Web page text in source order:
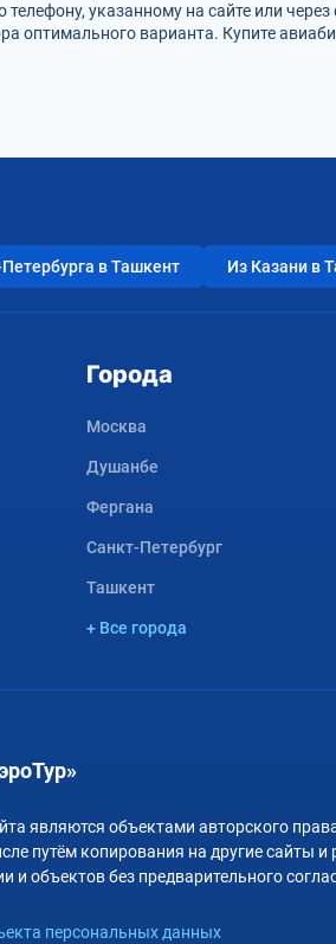
указанному на сайте или
оптимального варианта. Купите
в Ташкент Из Казани в
Города
Москва
Душанбе
Фергана
Санкт-Петербург
Ташкент
+ Все города
являются объектами авторского
путём копирования на другие сайты
и объектов без предварительного
персональных данных